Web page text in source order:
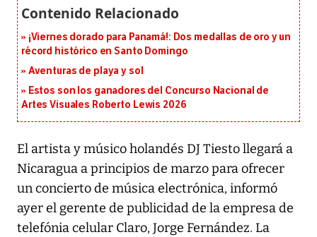
¡Viernes dorado para Panamá!: Dos medallas de oro y un
récord histórico en Santo Domingo
Aventuras de playa y sol
Estos son los ganadores del Concurso Nacional de
Artes Visuales Roberto Lewis 2026
El artista y músico holandés DJ Tiesto llegará a
Nicaragua a principios de marzo para ofrecer
un concierto de música electrónica, informó
ayer el gerente de publicidad de la empresa de
telefónia celular Claro, Jorge Fernández. La